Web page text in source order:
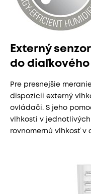
Externý
do
Pre presnejšie
dispozícii externý
ovládači. S jeho
vlhkosti v
rovnomernú vlhkosť v